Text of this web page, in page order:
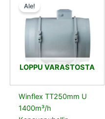
LOPPU VARASTOSTA
Ale!
Winflex TT250mm U
1400m³/h
oli:
252,00 €.239,40 €.